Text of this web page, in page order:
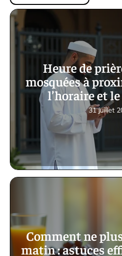
Heure de
mosquées à
l’horaire et
31 juillet
Comment ne
matin : astuces